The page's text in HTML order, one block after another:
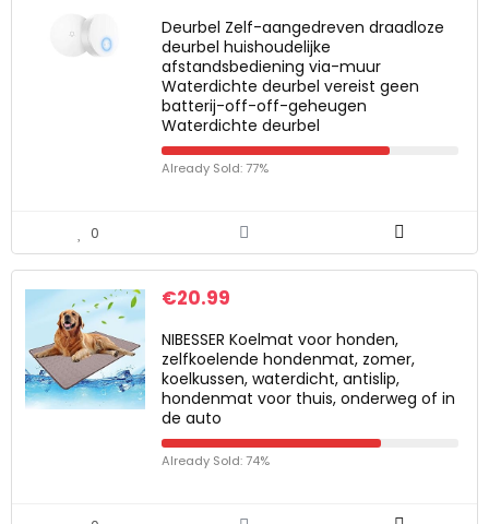
Deurbel Zelf-aangedreven draadloze
deurbel huishoudelijke
afstandsbediening via-muur
Waterdichte deurbel vereist geen
batterij-off-off-geheugen
Waterdichte deurbel
Already Sold: 77%
0
€20.99
NIBESSER Koelmat voor honden,
zelfkoelende hondenmat, zomer,
koelkussen, waterdicht, antislip,
hondenmat voor thuis, onderweg of in
de auto
Already Sold: 74%